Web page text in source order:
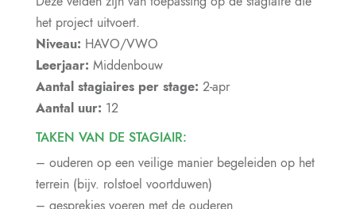
het project uitvoert.
Niveau: HAVO/VWO
Leerjaar: Middenbouw
Aantal stagiaires per stage: 2-apr
Aantal uur: 12
TAKEN VAN DE STAGIAIR:
– ouderen op een veilige manier begeleiden op het
terrein (bijv. rolstoel voortduwen)